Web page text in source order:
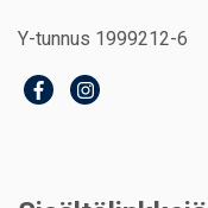
Y-tunnus 1999212-6